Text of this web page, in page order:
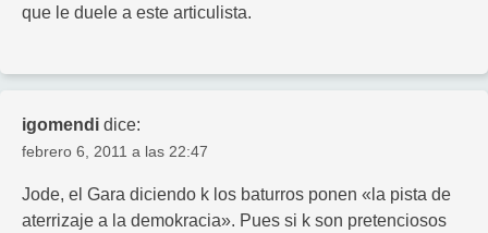
que le duele a este articulista.
igomendi dice:
febrero 6, 2011 a las 22:47
Jode, el Gara diciendo k los baturros ponen «la pista de
aterrizaje a la demokracia». Pues si k son pretenciosos